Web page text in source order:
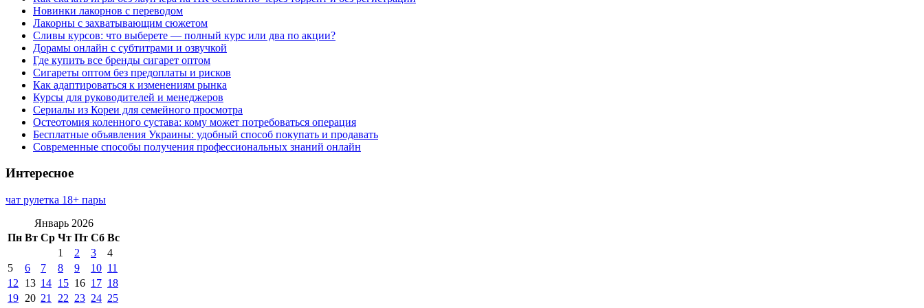
Новинки лакорнов с переводом
Лакорны с захватывающим сюжетом
Сливы курсов: что выберете — полный курс или два по акции?
Дорамы онлайн с субтитрами и озвучкой
Где купить все бренды сигарет оптом
Сигареты оптом без предоплаты и рисков
Как адаптироваться к изменениям рынка
Курсы для руководителей и менеджеров
Сериалы из Кореи для семейного просмотра
Остеотомия коленного сустава: кому может потребоваться операция
Бесплатные объявления Украины: удобный способ покупать и продавать
Современные способы получения профессиональных знаний онлайн
Интересное
чат рулетка 18+ пары
Январь 2026
Пн Вт Ср Чт Пт Сб Вс
1
2 3
4
5
6 7 8 9 10 11
12
13 14 15 16 17 18
19 20 21 22 23 24 25